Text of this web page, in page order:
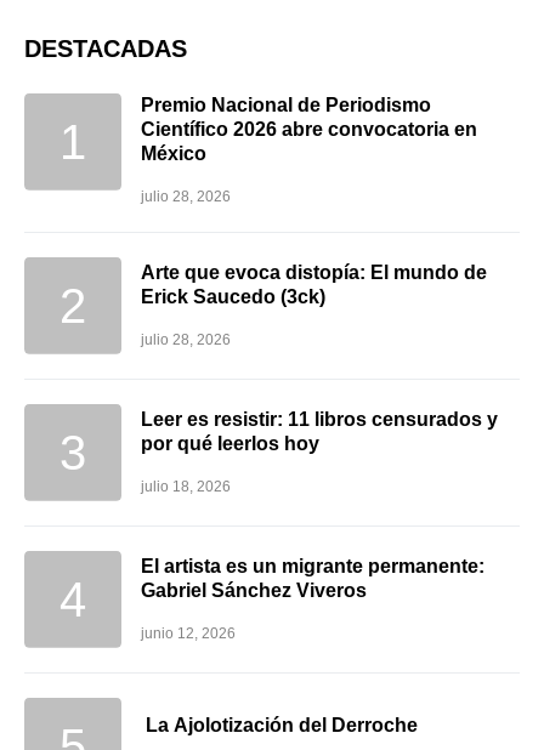
DESTACADAS
Premio Nacional de Periodismo
Científico 2026 abre convocatoria en
México
julio 28, 2026
Arte que evoca distopía: El mundo de
Erick Saucedo (3ck)
julio 28, 2026
Leer es resistir: 11 libros censurados y
por qué leerlos hoy
julio 18, 2026
El artista es un migrante permanente:
Gabriel Sánchez Viveros
junio 12, 2026
La Ajolotización del Derroche